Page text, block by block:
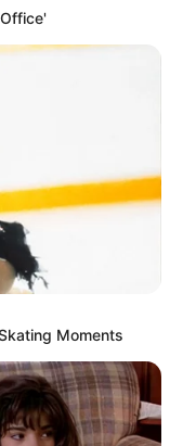
Moments